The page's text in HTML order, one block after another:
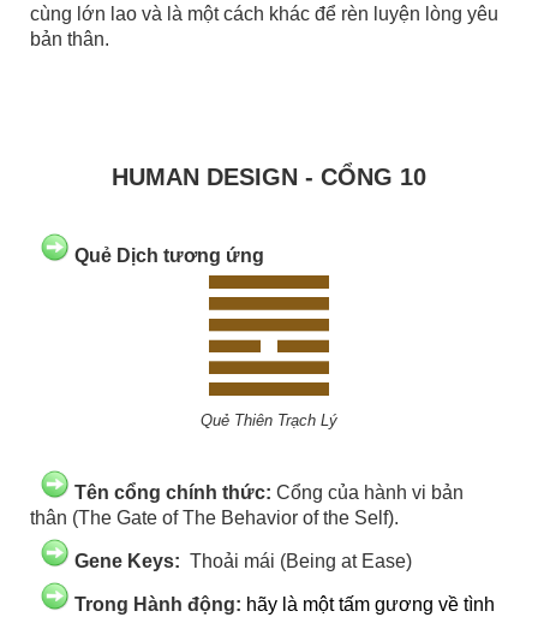
cùng lớn lao và là một cách khác để rèn luyện lòng yêu
bản thân.
HUMAN DESIGN - CỔNG 10
Quẻ Dịch tương ứng
Quẻ Thiên Trạch Lý
Tên cổng chính thức: Cổng của hành vi bản
thân (The Gate of The Behavior of the Self).
Gene Keys: Thoải mái (Being at Ease)
Trong Hành động: hãy là một tấm gương về tình